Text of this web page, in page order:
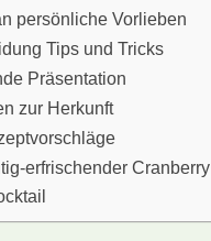
persönliche Vorlieben
Tips und Tricks
Präsentation
zur Herkunft
erfrischender Cranberry